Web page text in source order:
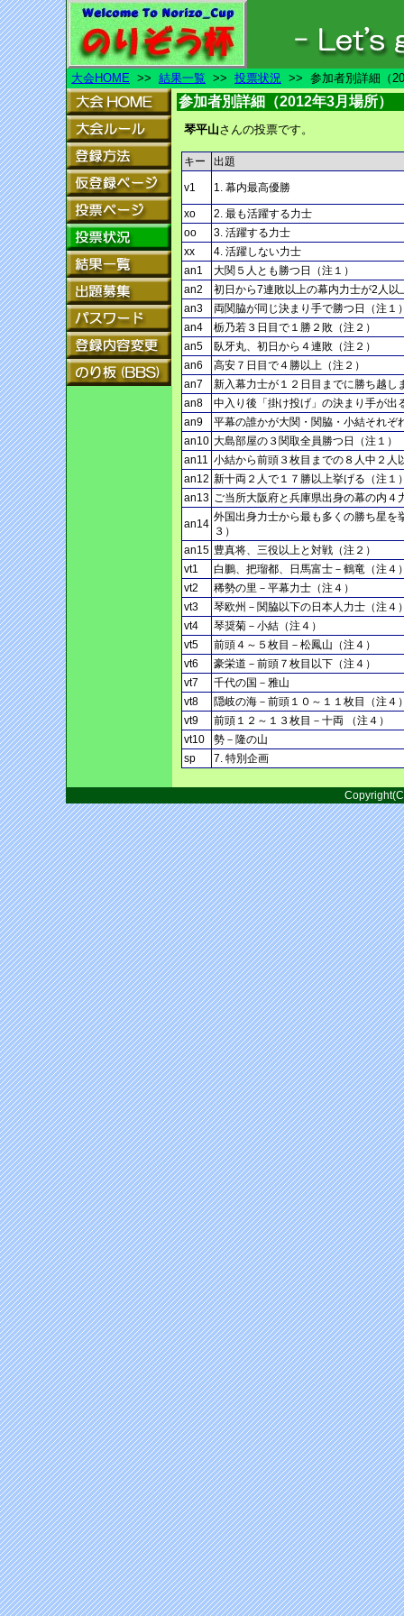
大会HOME >> 結果一覧 >> 投票状況 >> 参加者別詳細（
参加者別詳細（2012年3月場所）
琴平山さんの投票です。
キー 出題
v1 1. 幕内最高優勝
xo
2. 最も活躍する力士
oo
3. 活躍する力士
xx
4. 活躍しない力士
an1
大関５人とも勝つ日（注１）
an2
初日から7連敗以上の幕内力士が2人以
an3
両関脇が同じ決まり手で勝つ日（注１
an4
栃乃若３日目で１勝２敗（注２）
an5
臥牙丸、初日から４連敗（注２）
an6
高安７日目で４勝以上（注２）
an7
新入幕力士が１２日目までに勝ち越し
an8
中入り後「掛け投げ」の決まり手が出
an9
平幕の誰かが大関・関脇・小結それぞ
an10 大島部屋の３関取全員勝つ日（注１）
an11 小結から前頭３枚目までの８人中２人
an12 新十両２人で１７勝以上挙げる（注１
an13 ご当所大阪府と兵庫県出身の幕の内４
an14
外国出身力士から最も多くの勝ち星を
３）
an15 豊真将、三役以上と対戦（注２）
vt1
白鵬、把瑠都、日馬富士－鶴竜（注４
vt2
稀勢の里－平幕力士（注４）
vt3
琴欧州－関脇以下の日本人力士（注４
vt4
琴奨菊－小結（注４）
vt5
前頭４～５枚目－松鳳山（注４）
vt6
豪栄道－前頭７枚目以下（注４）
vt7
千代の国－雅山
vt8
隠岐の海－前頭１０～１１枚目（注４
vt9
前頭１２～１３枚目－十両 （注４）
vt10
勢－隆の山
sp
7. 特別企画